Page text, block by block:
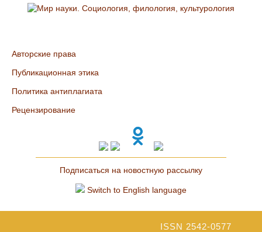
Авторские права
Публикационная этика
Политика антиплагиата
Рецензирование
Подписаться на новостную рассылку
Switch to English language
ISSN 2542-0577